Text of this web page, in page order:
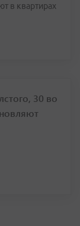
в квартирах
30 во